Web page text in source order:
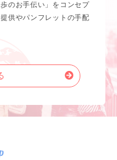
のお手伝い」をコンセプ
供やパンフレットの手配